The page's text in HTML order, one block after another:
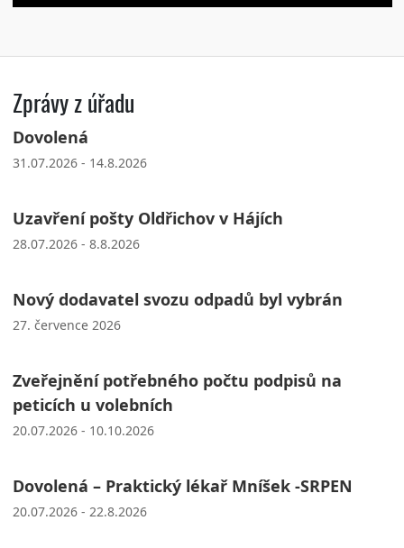
Zprávy z úřadu
Dovolená
31.07.2026 - 14.8.2026
Uzavření pošty Oldřichov v Hájích
28.07.2026 - 8.8.2026
Nový dodavatel svozu odpadů byl vybrán
27. července 2026
Zveřejnění potřebného počtu podpisů na
peticích u volebních
20.07.2026 - 10.10.2026
Dovolená – Praktický lékař Mníšek -SRPEN
20.07.2026 - 22.8.2026